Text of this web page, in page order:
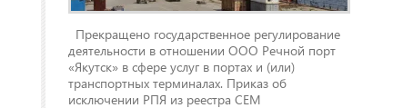
Прекращено государственное регулирование
деятельности в отношении ООО Речной порт
«Якутск» в сфере услуг в портах и (или)
транспортных терминалах. Приказ об
исключении РПЯ из реестра СЕМ